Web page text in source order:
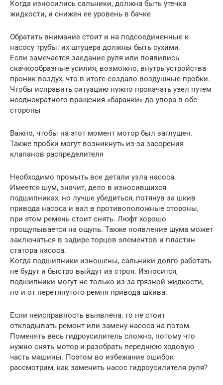
Когда износились сальники, должна быть утечка
жидкости, и снижен ее уровень в бачке
Обратить внимание стоит и на подсоединенные к
насосу трубы: их штуцера должны быть сухими.
Если замечается заедание руля или появились
скачкообразные усилия, возможно, внутрь устройства
проник воздух, что в итоге создало воздушные пробки.
Чтобы исправить ситуацию нужно прокачать узел путем
неоднократного вращения «баранки» до упора в обе
стороны
Важно, чтобы на этот момент мотор был заглушен.
Также пробки могут возникнуть из-за засорения
клапанов распределителя
Необходимо промыть все детали узла насоса.
Имеется шум, значит, дело в износившихся
подшипниках, но лучше убедиться, потянув за шкив
привода насоса и вал в противоположные стороны,
при этом ремень стоит снять. Люфт хорошо
прощупывается на ощупь. Также появление шума может
заключаться в задире торцов элементов и пластин
статора насоса.
Когда подшипники изношены, сальники долго работать
не будут и быстро выйдут из строя. Износится,
подшипники могут не только из-за грязной жидкости,
но и от перетянутого ремня привода шкива.
Если неисправность выявлена, то не стоит
откладывать ремонт или замену насоса на потом.
Поменять весь гидроусилитель сложно, потому что
нужно снять мотор и разобрать переднюю ходовую
часть машины. Поэтом во избежание ошибок
рассмотрим, как заменить насос гидроусилителя руля?